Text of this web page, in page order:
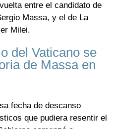
entre el candidato de
Massa, y el de La
Milei.
del Vaticano se
de Massa en
fecha de descanso
que pudiera resentir el